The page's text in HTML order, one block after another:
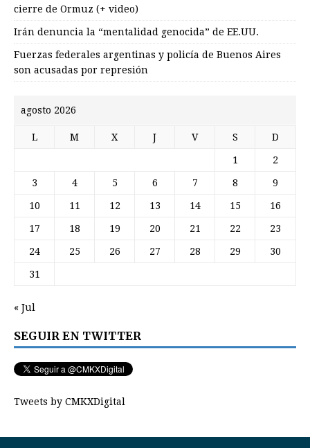
cierre de Ormuz (+ video)
Irán denuncia la “mentalidad genocida” de EE.UU.
Fuerzas federales argentinas y policía de Buenos Aires
son acusadas por represión
agosto 2026
L M X J V S D
1 2
3 4 5 6 7 8 9
10 11 12 13 14 15 16
17 18 19 20 21 22 23
24 25 26 27 28 29 30
31
« Jul
SEGUIR EN TWITTER
Tweets by CMKXDigital